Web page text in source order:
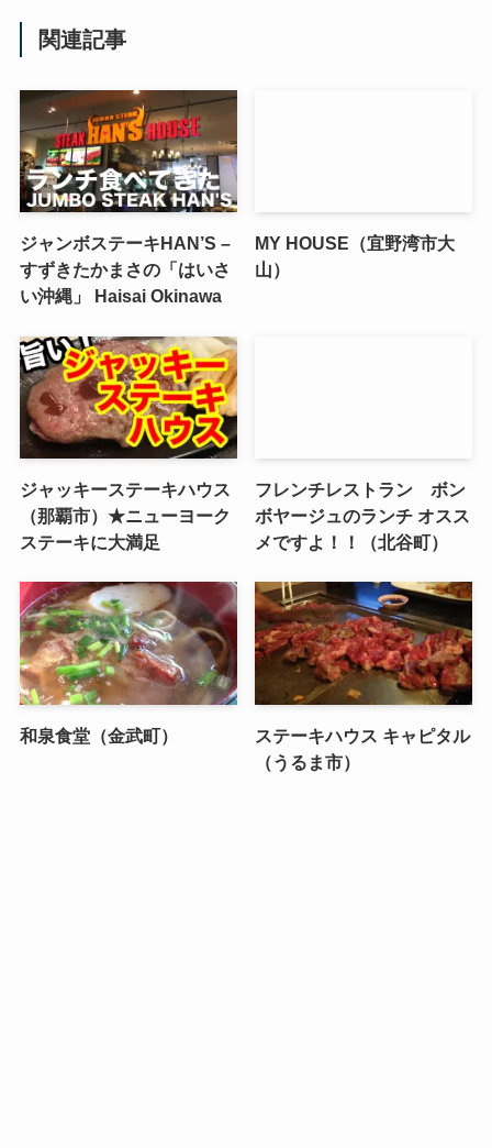
関連記事
ジャンボステーキHAN’S –
すずきたかまさの「はいさ
い沖縄」 Haisai Okinawa
MY HOUSE（宜野湾市大
山）
ジャッキーステーキハウス
（那覇市）★ニューヨーク
ステーキに大満足
フレンチレストラン ボン
ボヤージュのランチ オスス
メですよ！！（北谷町）
和泉食堂（金武町）
ステーキハウス キャピタル
（うるま市）